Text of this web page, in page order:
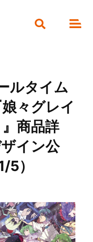
ルタイム
々グレイ
商品詳
イン公
5）